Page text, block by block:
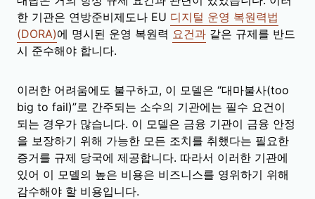
한 기관은 연방준비제도나 EU 디지털 운영 복원력법
(DORA)에 명시된 운영 복원력 요건과 같은 규제를 반드
시 준수해야 합니다.
이러한 어려움에도 불구하고, 이 모델은 “대마불사(too
big to fail)”로 간주되는 소수의 기관에는 필수 요건이
되는 경우가 많습니다. 이 모델은 금융 기관이 금융 안정
을 보장하기 위해 가능한 모든 조치를 취했다는 필요한
증거를 규제 당국에 제공합니다. 따라서 이러한 기관에
있어 이 모델의 높은 비용은 비즈니스를 영위하기 위해
감수해야 할 비용입니다.